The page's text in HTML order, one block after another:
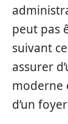
peut pas
suivant
assurer
moderne
d’un